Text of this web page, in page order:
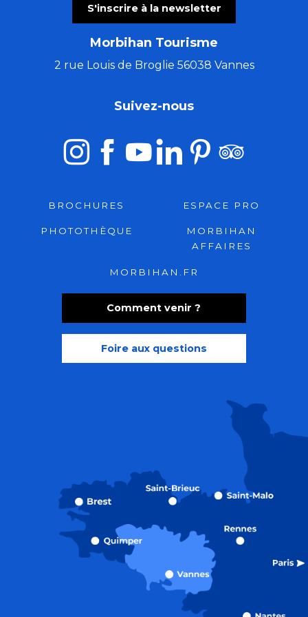
S'inscrire à la newsletter
Morbihan Tourisme
2 rue Louis de Broglie 56038 Vannes
Comment venir ?
Foire aux questions
Suivez-nous
BROCHURES ESPACE PRO
PHOTOTHÈQUE
MORBIHAN
AFFAIRES
MORBIHAN.FR